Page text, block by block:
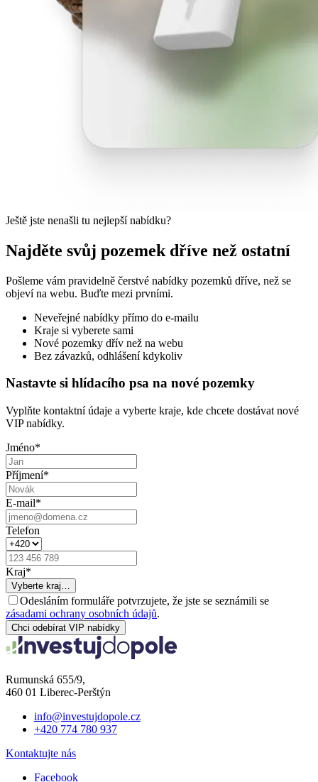
Ještě jste nenašli tu nejlepší nabídku?
Najděte svůj pozemek dříve než ostatní
Pošleme vám pravidelně čerstvé nabídky pozemků dříve, než se
objeví na webu. Buďte mezi prvními.
Neveřejné nabídky přímo do e-mailu
Kraje si vyberete sami
Nové pozemky dřív než na webu
Bez závazků, odhlášení kdykoliv
Nastavte si hlídacího psa na nové pozemky
Vyplňte kontaktní údaje a vyberte kraje, kde chcete dostávat nové
VIP nabídky.
Jméno*
Příjmení*
E-mail*
Telefon
Kraj*
Vyberte kraj…
Odesláním formuláře potvrzujete, že jste se seznámili se
zásadami ochrany osobních údajů.
Chci odebírat VIP nabídky
Rumunská 655/9,
460 01 Liberec-Perštýn
info@investujdopole.cz
+420 774 780 937
Kontaktujte nás
Facebook